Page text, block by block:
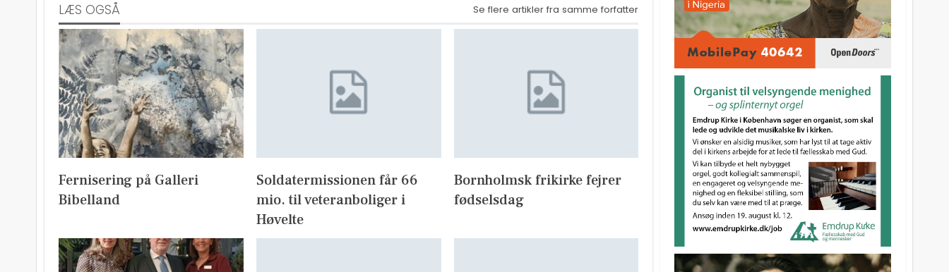
LÆS OGSÅ Se flere artikler fra samme forfatter
Fernisering på Galleri
Bibelland
Soldatermissionen får 66
mio. til veteranboliger i
Høvelte
Bornholmsk frikirke fejrer
fødselsdag